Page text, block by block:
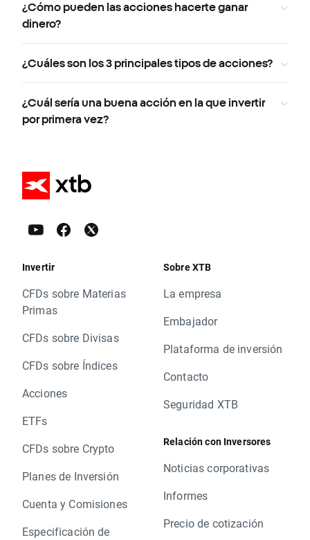
¿Cómo pueden las acciones hacerte ganar
dinero?
¿Cuáles son los 3 principales tipos de acciones?
¿Cuál sería una buena acción en la que invertir
por primera vez?
Invertir
CFDs sobre Materias
Primas
CFDs sobre Divisas
CFDs sobre Índices
Acciones
ETFs
CFDs sobre Crypto
Planes de Inversión
Cuenta y Comisiones
Especificación de
Sobre XTB
La empresa
Embajador
Plataforma de inversión
Contacto
Seguridad XTB
Relación con Inversores
Noticias corporativas
Informes
Precio de cotización